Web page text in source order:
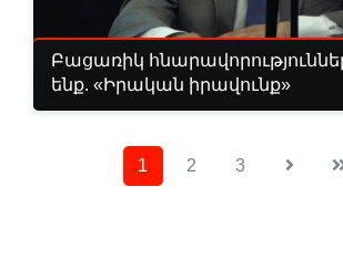
Բացառիկ
ենք. «Իրական իրավունք»
1 2 3